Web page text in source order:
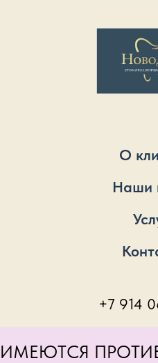
О
Наши
+7 914
ИМЕЮТСЯ